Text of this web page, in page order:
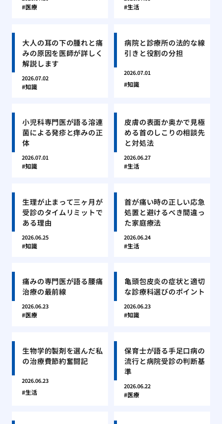
医療 生活
大人の耳の下の腫れと痛
みの原因を医師が詳しく
解説します
2026.07.02
知識
病院と診療所の法的な線
引きと役割の分担
2026.07.01
知識
小児科専門医が語る溶連
菌による発疹と痒みの正
体
2026.07.01
知識
皮膚の表面か奥かで見極
める首のしこりの相談先
と対処法
2026.06.27
生活
生理が止まって三ヶ月が
受診のタイムリミットで
ある理由
2026.06.25
知識
首が痛い時の正しい応急
処置と避けるべき間違っ
た家庭療法
2026.06.24
生活
痛みの専門医が語る腰痛
治療の最前線
2026.06.23
医療
亀頭包皮炎の症状と適切
な診療科選びのポイント
2026.06.23
知識
生物学的製剤を選んだ私
の治療費節約奮闘記
2026.06.23
生活
保育士が語る手足口病の
流行と病院受診の判断基
準
2026.06.22
医療